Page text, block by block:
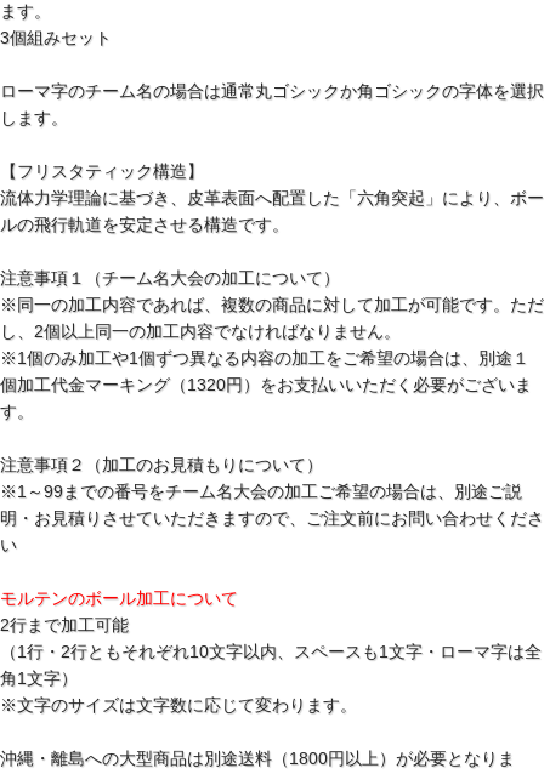
ます。
3個組みセット
ローマ字のチーム名の場合は通常丸ゴシックか角ゴシックの字体を選択
します。
【フリスタティック構造】
流体力学理論に基づき、皮革表面へ配置した「六角突起」により、ボー
ルの飛行軌道を安定させる構造です。
注意事項１（チーム名大会の加工について）
※同一の加工内容であれば、複数の商品に対して加工が可能です。ただ
し、2個以上同一の加工内容でなければなりません。
※1個のみ加工や1個ずつ異なる内容の加工をご希望の場合は、別途１
個加工代金マーキング（1320円）をお支払いいただく必要がございま
す。
注意事項２（加工のお見積もりについて）
※1～99までの番号をチーム名大会の加工ご希望の場合は、別途ご説
明・お見積りさせていただきますので、ご注文前にお問い合わせくださ
い
モルテンのボール加工について
2行まで加工可能
（1行・2行ともそれぞれ10文字以内、スペースも1文字・ローマ字は全
角1文字）
※文字のサイズは文字数に応じて変わります。
沖縄・離島への大型商品は別途送料（1800円以上）が必要となりま